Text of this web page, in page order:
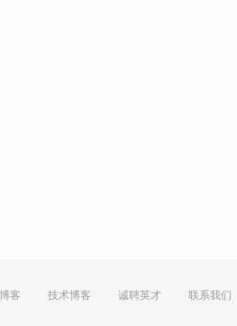
客 技术博客 诚聘英才 联系我们